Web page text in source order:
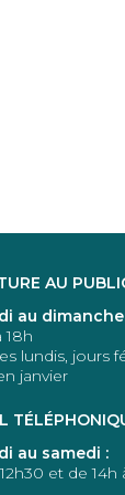
AU
au dimanche
18h
lundis, jours
janvier
au samedi :
et de 14h